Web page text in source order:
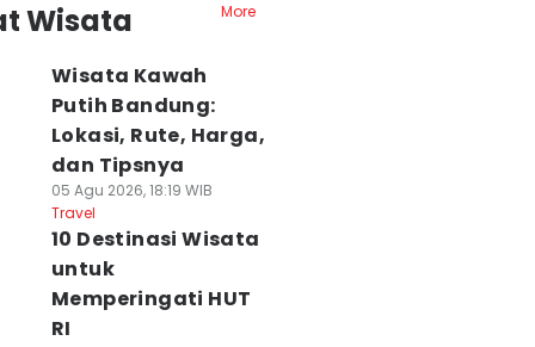
Wisata
More
Wisata Kawah
Putih Bandung:
Lokasi, Rute, Harga,
dan Tipsnya
05 Agu 2026, 18:19 WIB
Travel
10 Destinasi Wisata
untuk
Memperingati HUT
RI